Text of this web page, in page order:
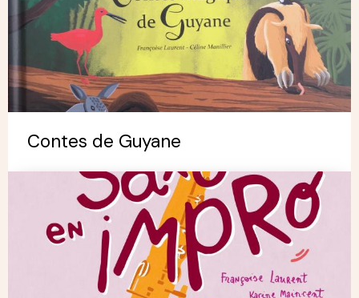
Contes de Guyane